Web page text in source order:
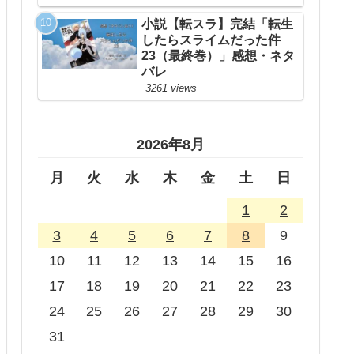
小説【転スラ】完結「転生
したらスライムだった件
23（最終巻）」感想・ネタ
バレ
3261 views
2026年8月
月 火 水 木 金 土 日
1
2
3
4 5 6 7 8
9
10
11 12 13 14 15
16
17
18 19 20 21 22
23
24
25 26 27 28 29
30
31